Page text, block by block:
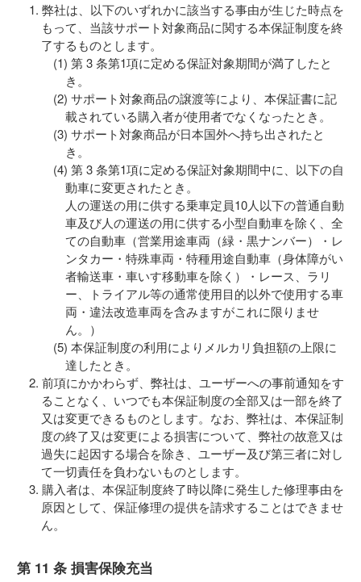
弊社は、以下のいずれかに該当する事由が生じた時点を
もって、当該サポート対象商品に関する本保証制度を終
了するものとします。
第 3 条第1項に定める保証対象期間が満了したと
き。
サポート対象商品の譲渡等により、本保証書に記
載されている購入者が使用者でなくなったとき。
サポート対象商品が日本国外へ持ち出されたと
き。
第 3 条第1項に定める保証対象期間中に、以下の自
動車に変更されたとき。
人の運送の用に供する乗車定員10人以下の普通自動
車及び人の運送の用に供する小型自動車を除く、全
ての自動車（営業用途車両（緑・黒ナンバー）・レ
ンタカー・特殊車両・特種用途自動車（身体障がい
者輸送車・車いす移動車を除く）・レース、ラリ
ー、トライアル等の通常使用目的以外で使用する車
両・違法改造車両を含みますがこれに限りませ
ん。）
本保証制度の利用によりメルカリ負担額の上限に
達したとき。
前項にかかわらず、弊社は、ユーザーへの事前通知をす
ることなく、いつでも本保証制度の全部又は一部を終了
又は変更できるものとします。なお、弊社は、本保証制
度の終了又は変更による損害について、弊社の故意又は
過失に起因する場合を除き、ユーザー及び第三者に対し
て一切責任を負わないものとします。
購入者は、本保証制度終了時以降に発生した修理事由を
原因として、保証修理の提供を請求することはできませ
ん。
第 11 条 損害保険充当